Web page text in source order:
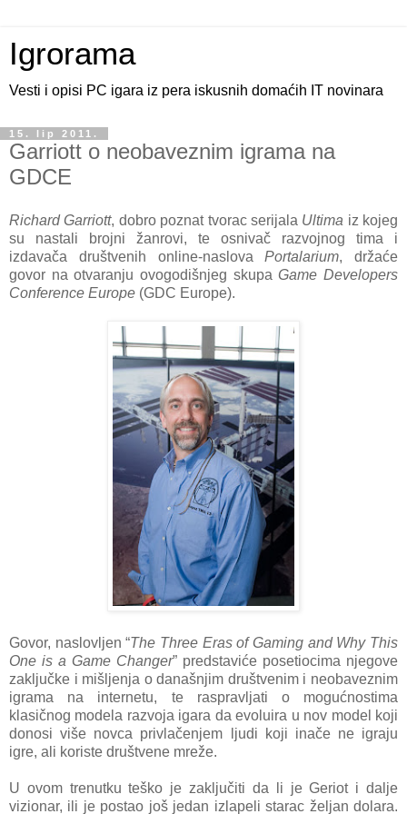
Igrorama
Vesti i opisi PC igara iz pera iskusnih domaćih IT novinara
15. lip 2011.
Garriott o neobaveznim igrama na
GDCE
Richard Garriott, dobro poznat tvorac serijala Ultima iz kojeg
su nastali brojni žanrovi, te osnivač razvojnog tima i
izdavača društvenih online-naslovaPortalarium, držaće
govor na otvaranju ovogodišnjeg skupaGame Developers
Conference Europe (GDC Europe).
Govor, naslovljen “The Three Eras of Gaming and Why This
One is a Game Changer” predstaviće posetiocima njegove
zaključke i mišljenja o današnjim društvenim i neobaveznim
igrama na internetu, te raspravljati o mogućnostima
klasičnog modela razvoja igara da evoluira u nov model koji
donosi više novca privlačenjem ljudi koji inače ne igraju
igre, ali koriste društvene mreže.
U ovom trenutku teško je zaključiti da li je Geriot i dalje
vizionar, ili je postao još jedan izlapeli starac željan dolara.